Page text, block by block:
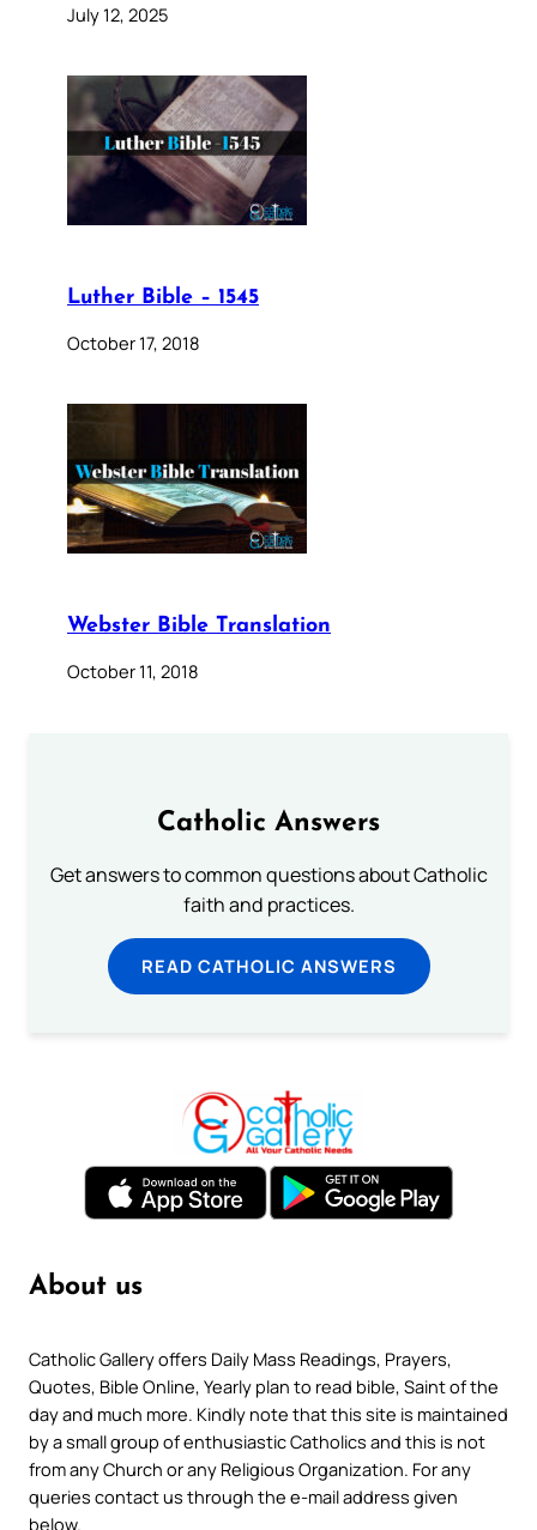
July 12, 2025
Luther Bible – 1545
October 17, 2018
Webster Bible Translation
October 11, 2018
Catholic Answers
Get answers to common questions about Catholic
faith and practices.
READ CATHOLIC ANSWERS
About us
Catholic Gallery offers Daily Mass Readings, Prayers,
Quotes, Bible Online, Yearly plan to read bible, Saint of the
day and much more. Kindly note that this site is maintained
by a small group of enthusiastic Catholics and this is not
from any Church or any Religious Organization. For any
queries contact us through the e-mail address given
below.